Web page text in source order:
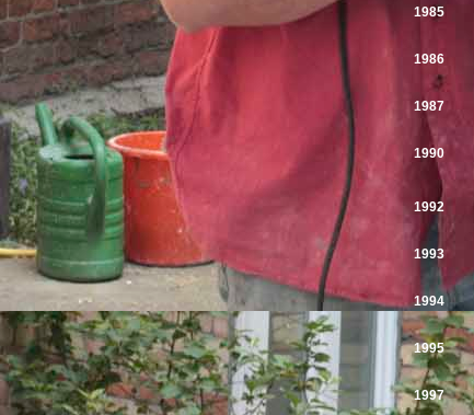
1985
1986
1987
1990
1992
1993
1994
1995
1997